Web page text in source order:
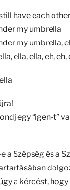
have each other
my umbrella
my umbrella,
ella, ella, eh, eh,
egy “igen-t”
a Szépség és a
a kérdést,